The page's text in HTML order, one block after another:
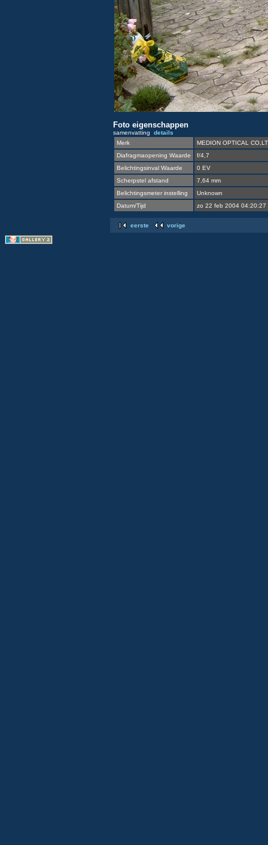
Foto eigenschappen
samenvatting details
Merk
MEDION OPTICAL
Diafragmaopening Waarde
f/4,7
Belichtingsinval Waarde
0 EV
Scherpstel afstand
7,64 mm
Belichtingsmeter instelling
Unknown
Datum/Tijd
zo 22 feb 2004 04:20:27
eerste vorige